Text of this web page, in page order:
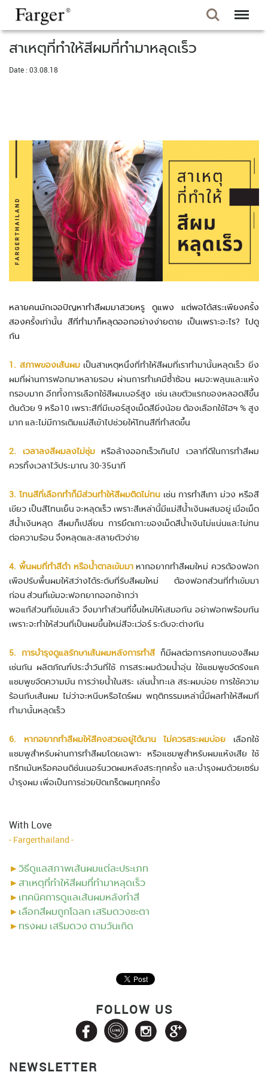
สาเหตุที่ทำให้สีผมที่ทำมาหลุดเร็ว
Date : 03.08.18
หลายคนมักเจอปัญหาทำสีผมมาสวยหรู ดูแพง แต่พอได้สระเพียงครั้ง
สองครั้งเท่านั้น สีที่ทำมาก็หลุดออกอย่างง่ายดาย เป็นเพราะอะไร? ไปดู
กัน
1. สภาพของเส้นผมเป็นสาเหตุหนึ่งที่ทำให้สีผมที่เราทำมานั้นหลุดเร็ว ยิ่ง
ผมที่ผ่านการฟอกมาหลายรอบ ผ่านการทำเคมีซํ้าซ้อน ผมจะพลุนและแห้ง
กรอบมาก อีกทั้งการเลือกใช้สีผมเบอร์สูง เช่น เลขตัวแรกของหลอดสีขึ้น
ต้นด้วย 9 หรือ10 เพราะสีที่มีเบอร์สูงเม็ดสียิ่งน้อย ต้องเลือกใช้ไฮฯ % สูง
มาก และไม่มีการเติมแม่สีเข้าไปช่วยให้โทนสีที่ทำสดขึ้น
2. เวลาลงสีผมลงไม่ชุ่ม หรือล้างออกเร็วเกินไป เวลาที่ดีในการทำสีผม
ควรทิ้งเวลาไว้ประมาณ 30-35นาที
3. โทนสีที่เลือกทำก็มีส่วนทำให้สีผมติดไม่ทน เช่น การทำสีเทา ม่วง หรือสี
เขียว เป็นสีโทนเย็น จะหลุดเร็ว เพราะสีเหล่านี้มีแม่สีนํ้าเงินผสมอยู่ เมื่อเม็ด
สีนํ้าเงินหลุด สีผมก็เปลี่ยน การยึดเกาะของเม็ดสีนํ้าเงินไม่แน่นและไม่ทน
ต่อความร้อน จึงหลุดและสลายตัวง่าย
4. พื้นผมที่ทำสีดำ หรือนํ้าตาลเข้มมา หากอยากทำสีผมใหม่ ควรต้องฟอก
เพือปรับพื้นผมให้สว่างได้ระดับที่รับสีผมใหม่ ต้องฟอกส่วนที่ทำเข้มมา
ก่อน ส่วนที่เข้มจะฟอกยากออกช้ากว่า
พอแก้ส่วนที่เข้มแล้ว จึงมาทำส่วนที่ขึ้นใหม่ให้เสมอกัน อย่าฟอกพร้อมกัน
เพราะจะทำให้ส่วนที่เป็นผมขึ้นใหม่สีจะเว่อร์ ระดับจะต่างกัน
5. การบำรุงดูแลรักษาเส้นผมหลังการทำสี ก็มีผลต่อการคงทนของสีผม
เช่นกัน ผลิตภัณฑ์ประจำวันที่ใช้ การสระผมด้วยนํ้าอุ่น ใช้แชมพูขจัดรังแค
แชมพูขจัดความมัน การว่ายนํ้าในสระ เล่นนํ้าทะเล สระผมบ่อย การใช้ความ
ร้อนกับเส้นผม ไม่ว่าจะหนีบหรือไดร์ผม พฤติกรรมเหล่านี้มีผลทำให้สีผมที่
ทำมานั้นหลุดเร็ว
6. หากอยากทำสีผมให้สีคงสวยอยู่ได้นาน ไม่ควรสระผมบ่อย เลือกใช้
แชมพูสำหรับผ่านการทำสีผมโดยเฉพาะ หรือแชมพูสำหรับผมแห้งเสีย ใช้
ทรีทเม้นหรือคอนดิชั่นเนอร์นวดผมหลังสระทุกครั้ง และบำรุงผมด้วยเซรั่ม
บำรุงผม เพื่อเป็นการช่วยปิดเกร็ดผมทุกครั้ง
With Love
- Fargerthailand -
►วิธีดูแลสภาพเส้นผมแต่ละประเภท
►สาเหตุที่ทำให้สีผมที่ทำมาหลุดเร็ว
►เทคนิคการดูแลเส้นผมหลังทำสี
►เลือกสีผมถูกโฉลก เสริมดวงชะตา
►ทรงผม เสริมดวง ตามวันเกิด
FOLLOW US
NEWSLETTER